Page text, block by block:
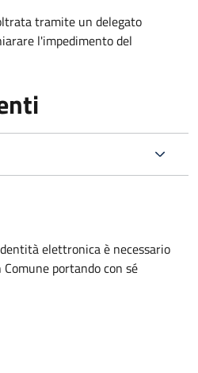
tramite un delegato
l'impedimento del
elettronica è necessario
portando con sé